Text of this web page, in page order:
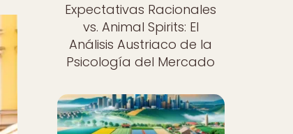
Expectativas Racionales
vs. Animal Spirits: El
Análisis Austriaco de la
Psicología del Mercado